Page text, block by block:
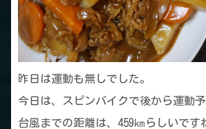
昨日は運動も無しでした。
今日は、スピンバイクで後から運動予
台風までの距離は、459㎞らしいです